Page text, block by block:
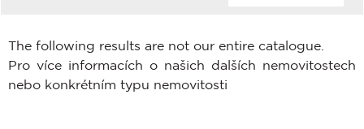
The following results are not our entire catalogue.
Pro více informacích o našich dalších nemovitostech
nebo konkrétním typu nemovitosti